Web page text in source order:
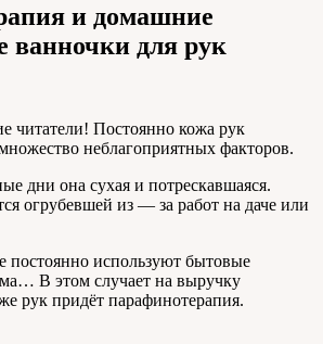
и домашние
ванночки для рук
читатели! Постоянно кожа рук
неблагоприятных факторов.
дни она сухая и потрескавшаяся.
огрубевшей из — за работ на даче или
постоянно используют бытовые
В этом случает на выручку
рук придёт парафинотерапия.